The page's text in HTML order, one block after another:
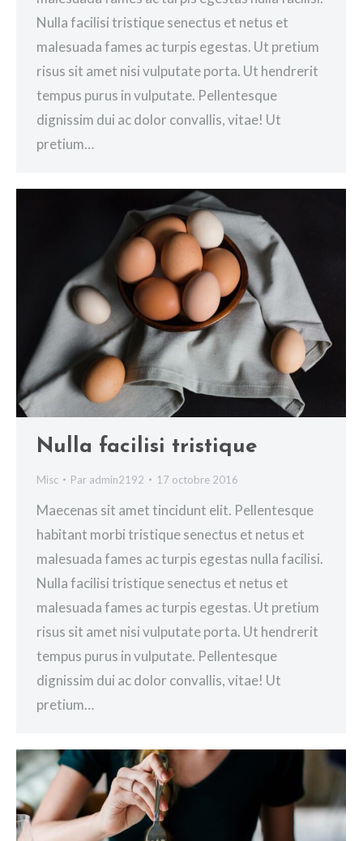
Nulla facilisi tristique senectus et netus et
malesuada fames ac turpis egestas. Ut pretium
risus sit amet nisi vulputate porta. Ut hendrerit
tempus purus in vulputate. Pellentesque
dignissim dui ac dolor convallis, vitae! Ut
pretium…
Nulla facilisi tristique
Misc Par admin2192 17 octobre 2016
Maecenas sit amet tincidunt elit. Pellentesque
habitant morbi tristique senectus et netus et
malesuada fames ac turpis egestas nulla facilisi.
Nulla facilisi tristique senectus et netus et
malesuada fames ac turpis egestas. Ut pretium
risus sit amet nisi vulputate porta. Ut hendrerit
tempus purus in vulputate. Pellentesque
dignissim dui ac dolor convallis, vitae! Ut
pretium…